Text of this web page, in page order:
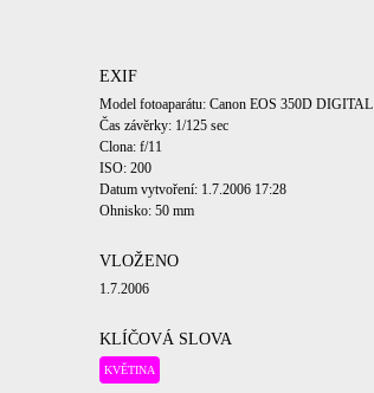
EXIF
Model fotoaparátu: Canon EOS 350D DIGITAL
Čas závěrky: 1/125 sec
Clona: f/11
ISO: 200
Datum vytvoření: 1.7.2006 17:28
Ohnisko: 50 mm
VLOŽENO
1.7.2006
KLÍČOVÁ SLOVA
KVĚTINA